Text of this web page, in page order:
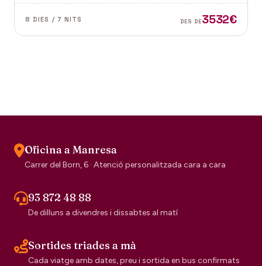
8 DIES / 7 NITS DES DE3532€
Oficina a Manresa
Carrer del Born, 6 · Atenció personalitzada cara a cara
93 872 48 88
De dilluns a divendres i dissabtes al matí
Sortides triades a mà
Cada viatge amb dates, preu i sortida en bus confirmats